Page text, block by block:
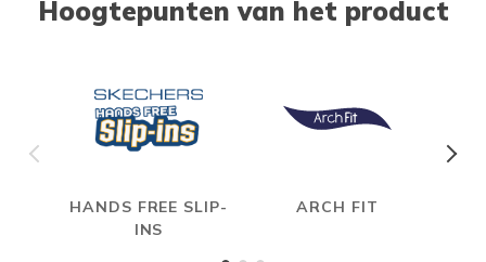
Hoogtepunten van het product
HANDS FREE SLIP-
INS
ARCH FIT